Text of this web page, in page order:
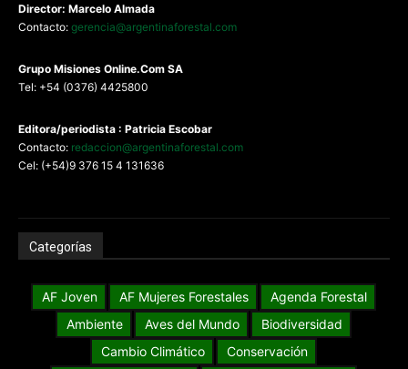
Director: Marcelo Almada
Contacto: gerencia@argentinaforestal.com
Grupo Misiones Online.Com SA
Tel: +54 (0376) 4425800
Editora/periodista : Patricia Escobar
Contacto: redaccion@argentinaforestal.com
Cel: (+54)9 376 15 4 131636
Categorías
AF Joven AF Mujeres Forestales
Agenda Forestal
Ambiente
Aves del Mundo
Biodiversidad
Cambio Climático
Conservación